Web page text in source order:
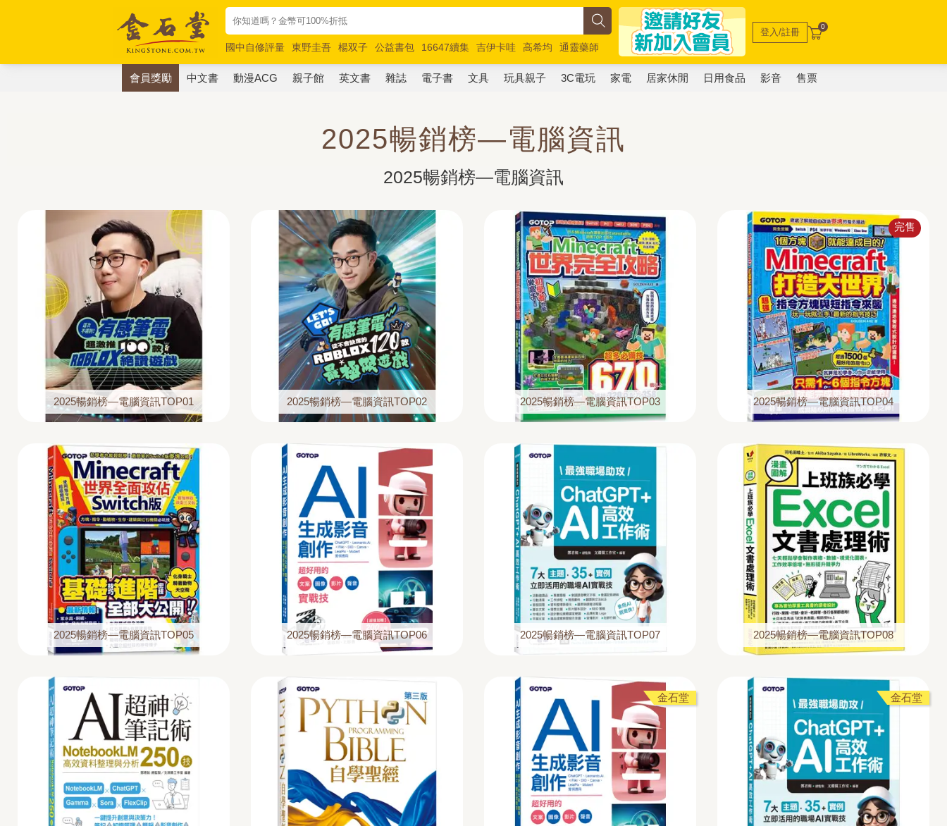
國中自修評量 東野圭吾 楊双子 公益書包 16647續集 吉伊卡哇 高希均
通靈藥師
唯紅花綻放
奧德賽 路邊攤新作 馬斯克 玩具總動員5 超慢跑
登入/註冊 0
會員獎勵 中文書 動漫ACG 親子館 英文書 雜誌 電子書 文具 玩具親子 3C電玩 家電 居家休閒 日用食品 影音 售票
2025暢銷榜—電腦資訊
2025暢銷榜—電腦資訊
2025暢銷榜—電腦資訊TOP01 2025暢銷榜—電腦資訊TOP02 2025暢銷榜—電腦資訊TOP03
完售
2025暢銷榜—電腦資訊TOP04
2025暢銷榜—電腦資訊TOP05 2025暢銷榜—電腦資訊TOP06 2025暢銷榜—電腦資訊TOP07 2025暢銷榜—電腦資訊TOP08
金石堂 金石堂